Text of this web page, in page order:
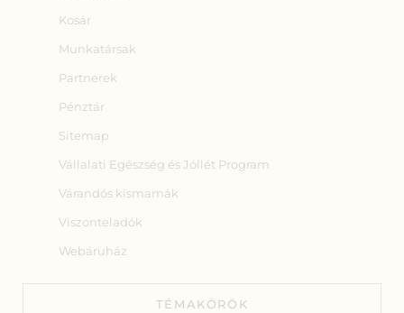
Kosár
Munkatársak
Partnerek
Pénztár
Sitemap
Vállalati Egészség és Jóllét Program
Várandós kismamák
Viszonteladók
Webáruház
TÉMAKÖRÖK